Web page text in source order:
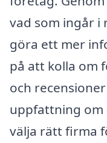
vad som ingår i
göra ett mer
på att kolla om
och
uppfattning om
välja rätt firma